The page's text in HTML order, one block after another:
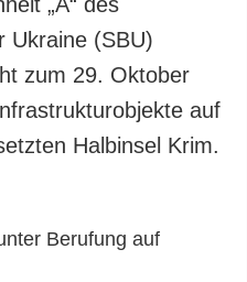
Ukraine (SBU)
zum 29. Oktober
auf
Halbinsel Krim.
Berufung auf